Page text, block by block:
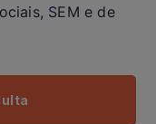
SEM e de